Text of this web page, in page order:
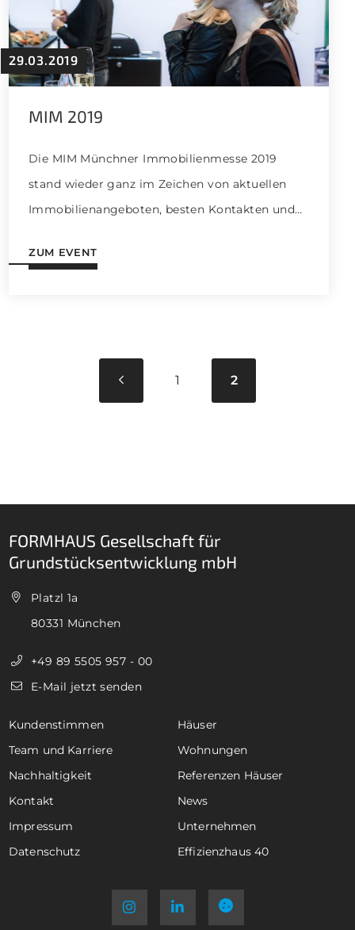
29.03.2019
MIM 2019
Die MIM Münchner Immobilienmesse 2019
stand wieder ganz im Zeichen von aktuellen
Immobilienangeboten, besten Kontakten und
auch die Formhaus-Spezialisten für Sie vor Ort,
ZUM EVENT
1 2
FORMHAUS Gesellschaft für
Grundstücksentwicklung mbH
Platzl 1a
80331 München
+49 89 5505 957 - 00
E-Mail jetzt senden
Kundenstimmen
Häuser
Team und Karriere
Wohnungen
Nachhaltigkeit
Referenzen Häuser
Kontakt
News
Impressum
Unternehmen
Datenschutz
Effizienzhaus 40